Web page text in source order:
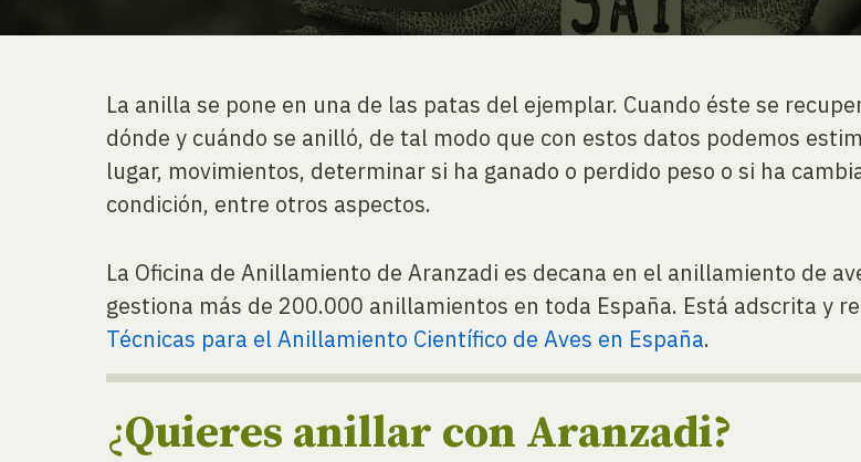
La anilla se pone en una de las patas del ejemplar. Cuando éste se
dónde y cuándo se anilló, de tal modo que con estos datos podemos
lugar, movimientos, determinar si ha ganado o perdido peso o si ha
condición, entre otros aspectos.
La Oficina de Anillamiento de Aranzadi es decana en el anillamiento de
gestiona más de 200.000 anillamientos en toda España. Está adscrita y
Técnicas para el Anillamiento Científico de Aves en España.
¿Quieres anillar con Aranzadi?